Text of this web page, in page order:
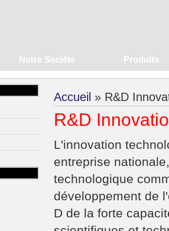
Notre Société Produits
Accueil » R&D
R&D
L'innovation
entreprise
technologique
développement de
D de la forte